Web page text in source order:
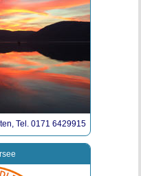
Tel. 0171 6429915